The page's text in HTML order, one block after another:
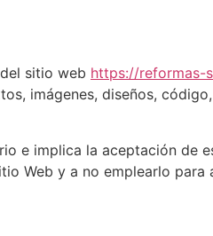
sitio web https://reformas-
imágenes, diseños,
e implica la aceptación de
Web y a no emplearlo